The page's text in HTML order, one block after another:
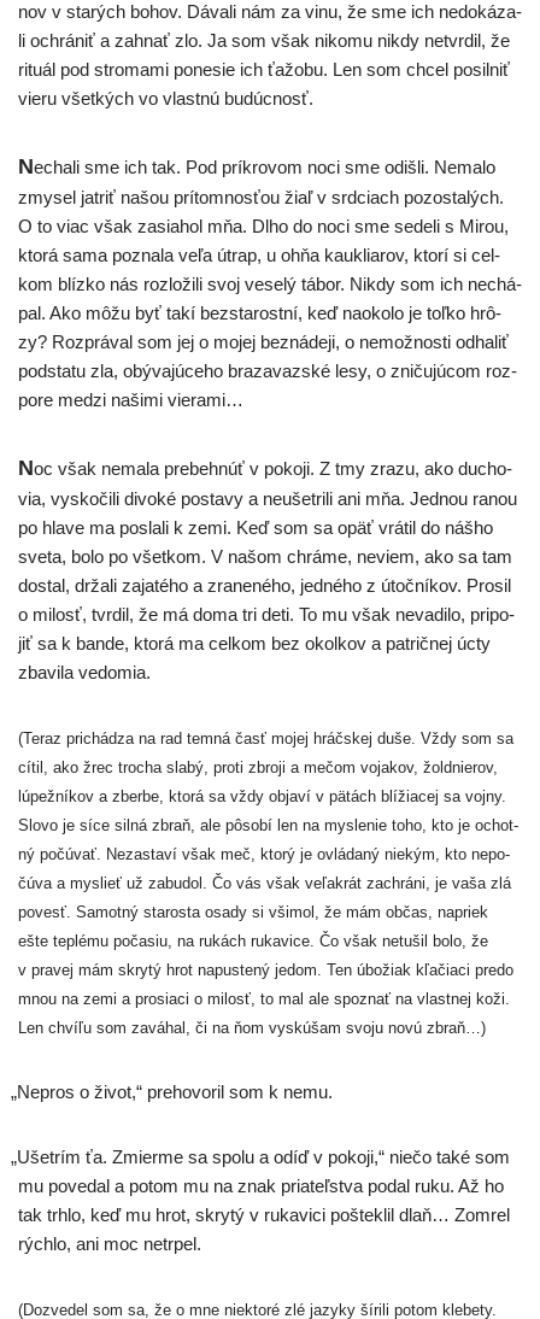
nov v sta­rých bohov. Dávali nám za vinu, že sme ich nedo­ká­za­
li ochrá­niť a zahnať zlo. Ja som však niko­mu nikdy netvr­dil, že
ritu­ál pod stro­ma­mi pone­sie ich ťažo­bu. Len som chcel posil­niť
vie­ru všet­kých vo vlast­nú budúcnosť.
Necha­li sme ich tak. Pod prí­kro­vom noci sme odiš­li. Nemalo
zmy­sel jat­riť našou prí­tom­nos­ťou žiaľ v srd­ciach pozos­ta­lých.
O to viac však zasia­hol mňa. Dlho do noci sme sede­li s Mirou,
kto­rá sama pozna­la veľa útrap, u ohňa kauk­lia­rov, kto­rí si cel­
kom blíz­ko nás roz­lo­ži­li svoj vese­lý tábor. Nikdy som ich nechá­
pal. Ako môžu byť takí bez­sta­rost­ní, keď naoko­lo je toľ­ko hrô­
zy? Rozprával som jej o mojej bez­ná­de­ji, o nemož­nos­ti odha­liť
pod­sta­tu zla, obý­va­jú­ce­ho bra­za­vaz­ské lesy, o zni­ču­jú­com roz­
po­re medzi naši­mi vierami…
Noc však nema­la pre­be­hnúť v poko­ji. Z tmy zra­zu, ako ducho­
via, vysko­či­li divo­ké posta­vy a neušet­ri­li ani mňa. Jednou ranou
po hla­ve ma posla­li k zemi. Keď som sa opäť vrá­til do náš­ho
sve­ta, bolo po všet­kom. V našom chrá­me, neviem, ako sa tam
dostal, drža­li zaja­té­ho a zra­ne­né­ho, jed­né­ho z útoč­ní­kov. Prosil
o milosť, tvr­dil, že má doma tri deti. To mu však neva­di­lo, pri­po­
jiť sa k ban­de, kto­rá ma cel­kom bez okol­kov a pat­rič­nej úcty
zba­vi­la vedomia.
(Teraz pri­chá­dza na rad tem­ná časť mojej hráčs­kej duše. Vždy som sa
cítil, ako žrec tro­cha sla­bý, pro­ti zbro­ji a mečom voja­kov, žold­nie­rov,
lúpež­ní­kov a zber­be, kto­rá sa vždy obja­ví v pätách blí­žia­cej sa voj­ny.
Slovo je síce sil­ná zbraň, ale pôso­bí len na mys­le­nie toho, kto je ochot­
ný počú­vať. Nezastaví však meč, kto­rý je ovlá­da­ný nie­kým, kto nepo­
čú­va a mys­lieť už zabu­dol. Čo vás však veľa­krát zachrá­ni, je vaša zlá
povesť. Samotný sta­ros­ta osa­dy si vši­mol, že mám občas, napriek
ešte tep­lé­mu poča­siu, na rukách ruka­vi­ce. Čo však netu­šil bolo, že
v pra­vej mám skry­tý hrot napus­te­ný jedom. Ten úbo­žiak kľa­čia­ci pre­do
mnou na zemi a pro­sia­ci o milosť, to mal ale spoz­nať na vlast­nej koži.
Len chví­ľu som zavá­hal, či na ňom vyskú­šam svo­ju novú zbraň…)
„Nepros o život,“ pre­ho­vo­ril som k nemu.
„Ušetrím ťa. Zmierme sa spo­lu a odíď v poko­ji,“ nie­čo také som
mu pove­dal a potom mu na znak pria­teľ­stva podal ruku. Až ho
tak trh­lo, keď mu hrot, skry­tý v ruka­vi­ci poštek­lil dlaň… Zomrel
rých­lo, ani moc netrpel.
(Dozvedel som sa, že o mne nie­kto­ré zlé jazy­ky šíri­li potom kle­be­ty.